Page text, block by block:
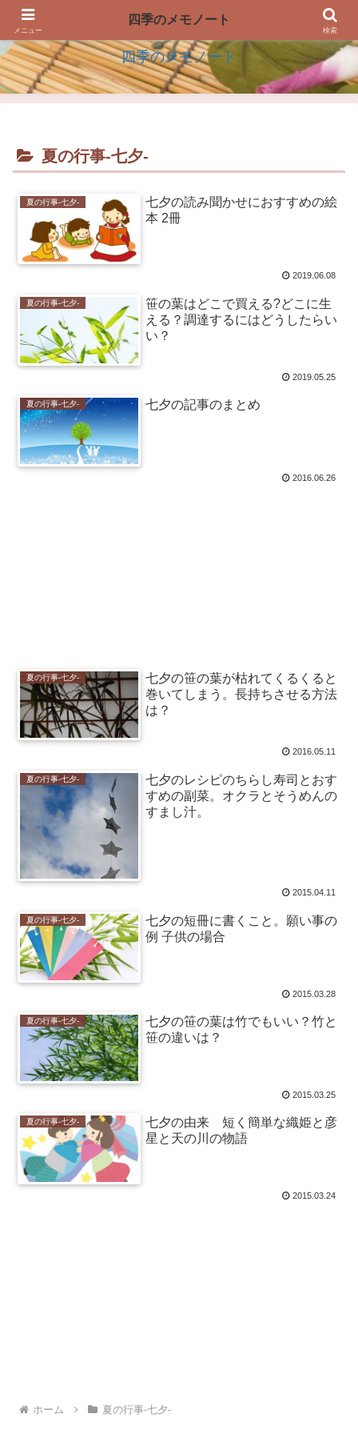
四季の生活を楽しむアイデアのメモノート
四季のメモノート
夏の行事-七夕-
夏の行事-七夕-
七夕の読み聞かせにおすすめの絵
本 2冊
2019.06.08
夏の行事-七夕-
笹の葉はどこで買える?どこに生
える？調達するにはどうしたらい
い？
2019.05.25
夏の行事-七夕- 七夕の記事のまとめ
2016.06.26
夏の行事-七夕-
七夕の笹の葉が枯れてくるくると
巻いてしまう。長持ちさせる方法
は？
2016.05.11
夏の行事-七夕-
七夕のレシピのちらし寿司とおす
すめの副菜。オクラとそうめんの
すまし汁。
2015.04.11
夏の行事-七夕-
七夕の短冊に書くこと。願い事の
例 子供の場合
2015.03.28
夏の行事-七夕-
七夕の笹の葉は竹でもいい？竹と
笹の違いは？
2015.03.25
夏の行事-七夕-
七夕の由来 短く簡単な織姫と彦
星と天の川の物語
2015.03.24
ホーム 夏の行事-七夕-
メニュー
四季のメモノート
検索